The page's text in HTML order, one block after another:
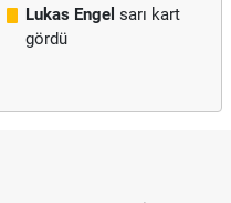
Lukas Engel sarı kart
gördü